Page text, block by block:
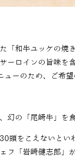
「和牛ユッケの焼
ーロインの旨味を
ューのため、ご希
幻の「尾崎牛」を
頭をこえないとい
フ「岩崎健志郎」